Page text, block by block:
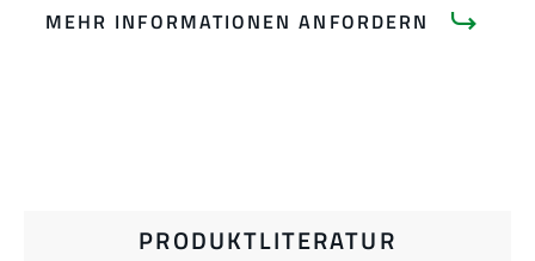
MEHR INFORMATIONEN ANFORDERN
PRODUKTLITERATUR